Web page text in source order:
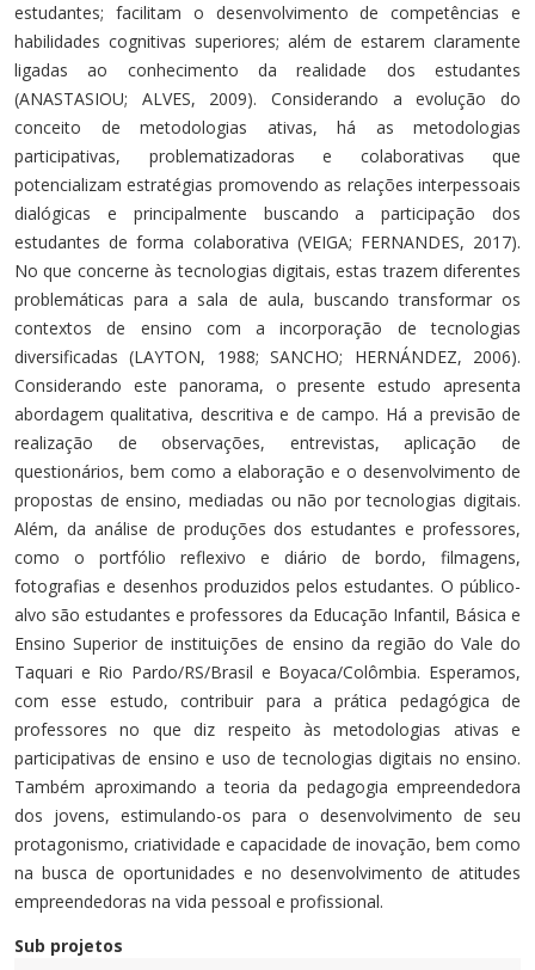
estudantes; facilitam o desenvolvimento de competências e
habilidades cognitivas superiores; além de estarem claramente
ligadas ao conhecimento da realidade dos estudantes
(ANASTASIOU; ALVES, 2009). Considerando a evolução do
conceito de metodologias ativas, há as metodologias
participativas, problematizadoras e colaborativas que
potencializam estratégias promovendo as relações interpessoais
dialógicas e principalmente buscando a participação dos
estudantes de forma colaborativa (VEIGA; FERNANDES, 2017).
No que concerne às tecnologias digitais, estas trazem diferentes
problemáticas para a sala de aula, buscando transformar os
contextos de ensino com a incorporação de tecnologias
diversificadas (LAYTON, 1988; SANCHO; HERNÁNDEZ, 2006).
Considerando este panorama, o presente estudo apresenta
abordagem qualitativa, descritiva e de campo. Há a previsão de
realização de observações, entrevistas, aplicação de
questionários, bem como a elaboração e o desenvolvimento de
propostas de ensino, mediadas ou não por tecnologias digitais.
Além, da análise de produções dos estudantes e professores,
como o portfólio reflexivo e diário de bordo, filmagens,
fotografias e desenhos produzidos pelos estudantes. O público-
alvo são estudantes e professores da Educação Infantil, Básica e
Ensino Superior de instituições de ensino da região do Vale do
Taquari e Rio Pardo/RS/Brasil e Boyaca/Colômbia. Esperamos,
com esse estudo, contribuir para a prática pedagógica de
professores no que diz respeito às metodologias ativas e
participativas de ensino e uso de tecnologias digitais no ensino.
Também aproximando a teoria da pedagogia empreendedora
dos jovens, estimulando-os para o desenvolvimento de seu
protagonismo, criatividade e capacidade de inovação, bem como
na busca de oportunidades e no desenvolvimento de atitudes
empreendedoras na vida pessoal e profissional.
Sub projetos